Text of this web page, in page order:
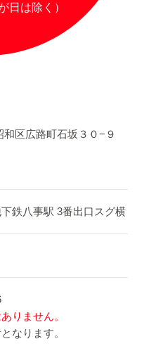
日は除く）
区広路町石坂３０−９
鉄八事駅 3番出口スグ横
りません。
なります。